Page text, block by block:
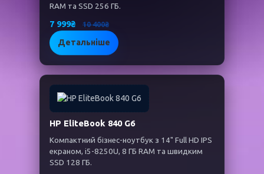
RAM та SSD 256 ГБ.
7 999₴ 10 400₴
Детальніше
HP EliteBook 840 G6
Компактний бізнес-ноутбук з 14" Full HD IPS
екраном, i5-8250U, 8 ГБ RAM та швидким
SSD 128 ГБ.